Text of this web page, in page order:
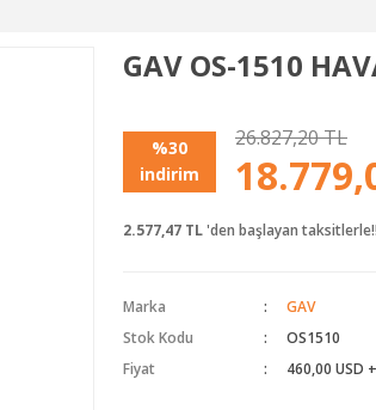
GAV OS-1510
%30
indirim
26.827,20 TL
2.577,47 TL'den başlayan taksitlerle!!
Marka
GAV
Stok Kodu
OS1510
Fiyat
460,00 USD